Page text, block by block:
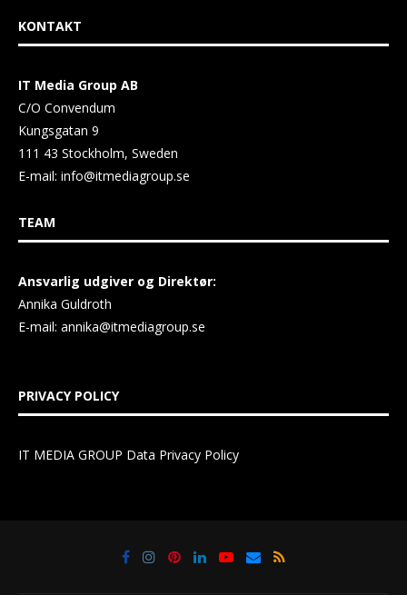
KONTAKT
IT Media Group AB
C/O Convendum
Kungsgatan 9
111 43 Stockholm, Sweden
E-mail: info@itmediagroup.se
TEAM
Ansvarlig udgiver og Direktør:
Annika Guldroth
E-mail: annika@itmediagroup.se
PRIVACY POLICY
IT MEDIA GROUP Data Privacy Policy